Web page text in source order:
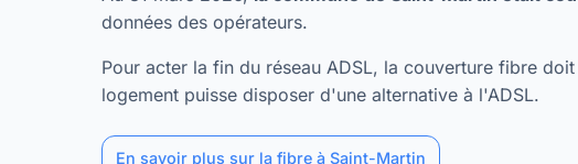
données des opérateurs.
Pour acter la fin du réseau ADSL, la couverture fibre
logement puisse disposer d'une alternative à l'ADSL.
En savoir plus sur la fibre à Saint-Martin